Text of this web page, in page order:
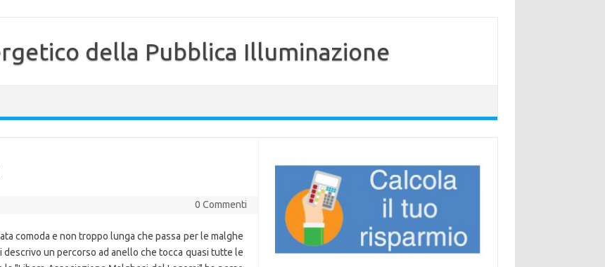
della Pubblica Illuminazione
0 Commenti
comoda e non troppo lunga che passa per le malghe
descrivo un percorso ad anello che tocca quasi tutte le